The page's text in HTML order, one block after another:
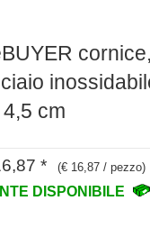
cm
* (€ 16,87 / pezzo)
DISPONIBILE